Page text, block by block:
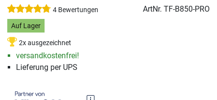
4 Bewertungen ArtNr. TF-B850-PRO
Auf Lager
2x ausgezeichnet
versandkostenfrei!
Lieferung per UPS